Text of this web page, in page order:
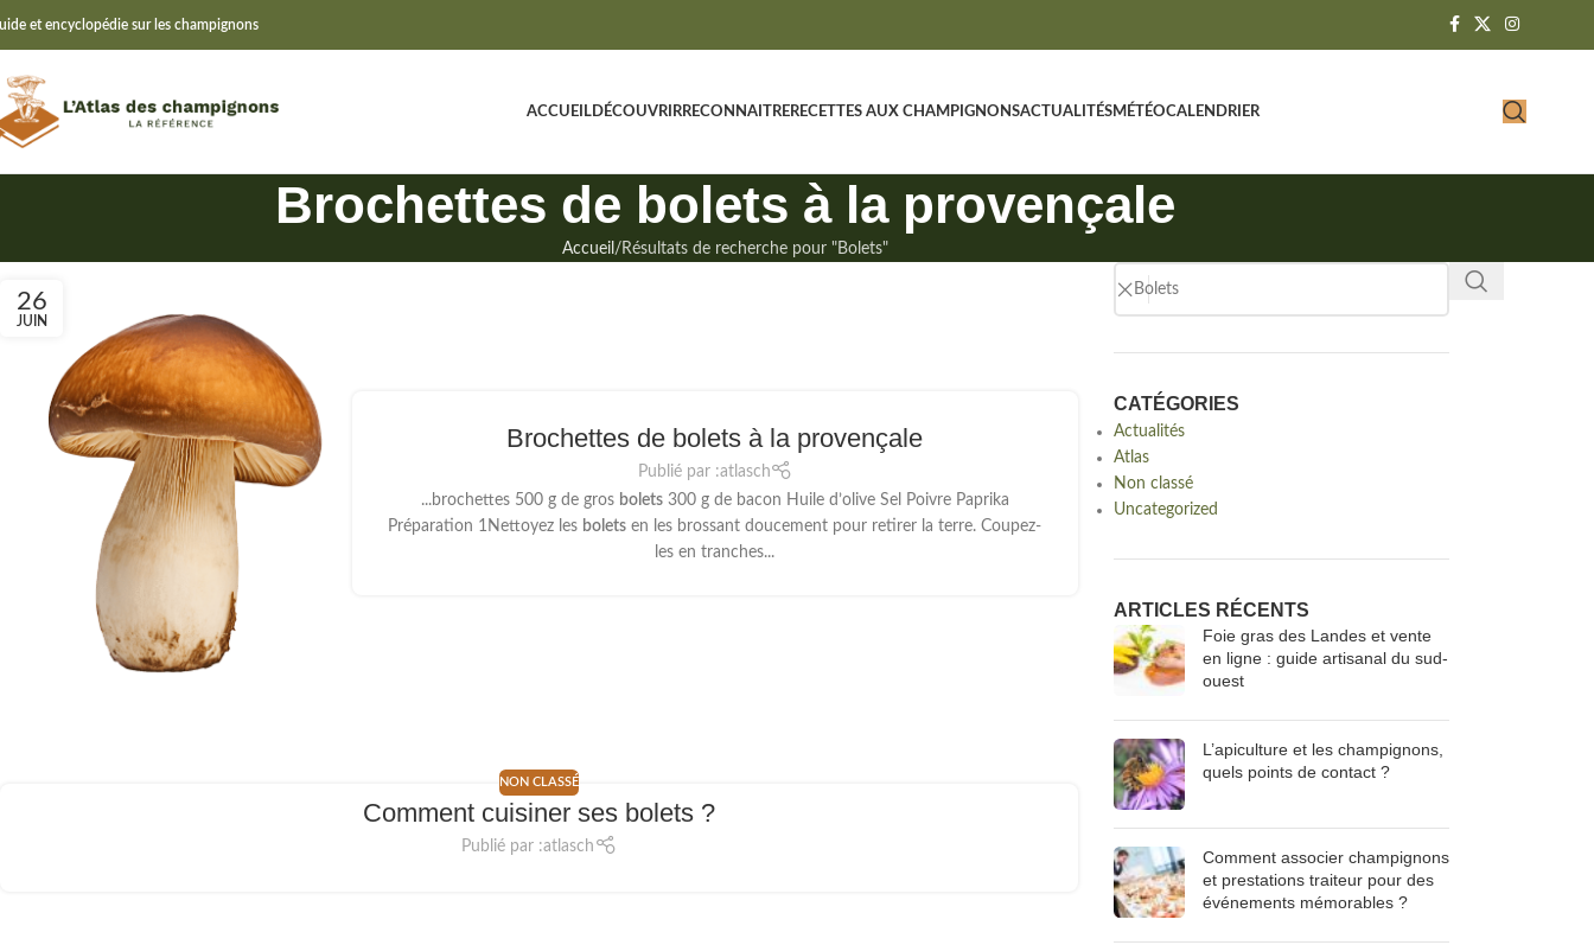
et encyclopédie sur les champignons
ACCUEIL DÉCOUVRIRRECONNAITRERECETTES AUX CHAMPIGNONSACTUALITÉSMÉTÉOCALENDRIER
Brochettes de bolets à la provençale
Accueil Résultats de recherche pour "Bolets"
26
JUIN
Brochettes de bolets à la provençale
Publié par :atlasch
...brochettes 500 g de gros bolets300 g de bacon Huile d’olive Sel Poivre Paprika
Préparation 1Nettoyez les bolets en les brossant doucement pour retirer la terre. Coupez-
les en tranches...
NON CLASSÉ
Comment cuisiner ses bolets ?
Publié par :atlasch
CATÉGORIES
Actualités
Atlas
Non classé
Uncategorized
ARTICLES RÉCENTS
Foie gras des Landes et vente
en ligne : guide artisanal du sud-
ouest
L’apiculture et les champignons,
quels points de contact ?
Comment associer champignons
et prestations traiteur pour des
événements mémorables ?